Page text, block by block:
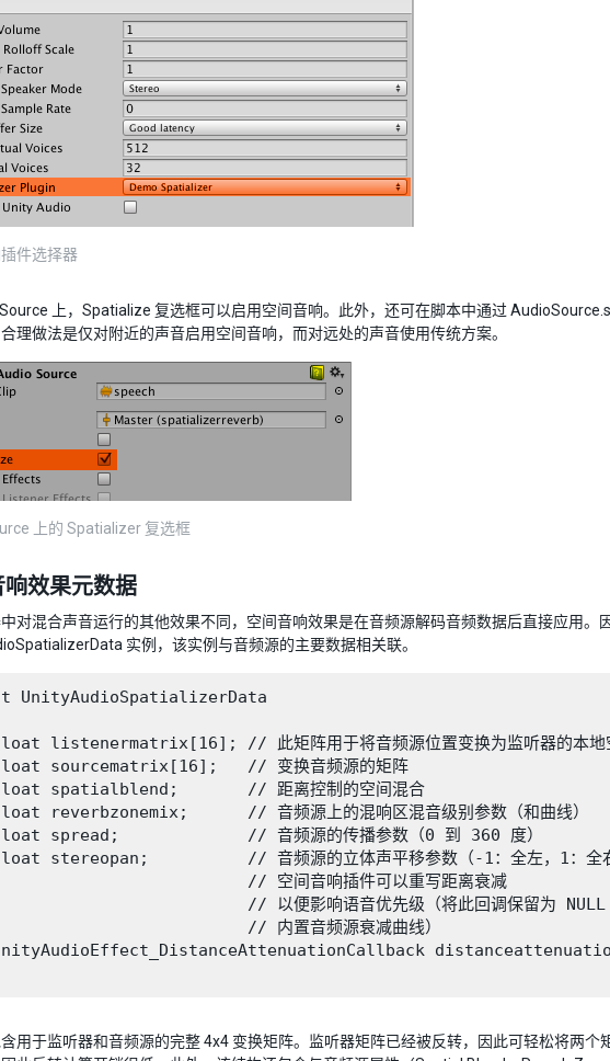
件选择器
上，Spatialize 复选框可以启用空间音响。此外，还可在脚本中通过
理做法是仅对附近的声音启用空间音响，而对远处的声音使用传统方案。
上的 Spatializer 复选框
响效果元数据
对混合声音运行的其他效果不同，空间音响效果是在音频源解码音频数据后直接应用。
实例，该实例与音频源的主要数据相关联。
UnityAudioSpatializerData
listenermatrix[16]; // 此矩阵用于将音频源位置变换为监听器的本地
sourcematrix[16];   // 变换音频源的矩阵
spatialblend;       // 距离控制的空间混合
reverbzonemix;      // 音频源上的混响区混音级别参数（和曲线）
spread;             // 音频源的传播参数（0 到 360 度）
stereopan;          // 音频源的立体声平移参数（-1：全左，1：全
// 空间音响插件可以重写距离衰减
// 以便影响语音优先级（将此回调保留为 NULL
// 内置音频源衰减曲线）
用于监听器和音频源的完整 4x4 变换矩阵。监听器矩阵已经被反转，因此可轻松将两